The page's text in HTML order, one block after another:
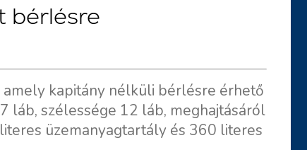
bérlésre
kapitány nélküli bérlésre érhető
láb, szélessége 12 láb, meghajtásáról
üzemanyagtartály és 360 literes